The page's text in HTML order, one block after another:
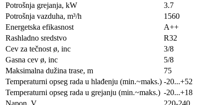
Potrošnja grejanja, kW
3.7
Potrošnja vazduha, m³/h
1560
Energetska efikasnost
A++
Rashladno sredstvo
R32
Cev za tečnost ø, inc
3/8
Gasna cev ø, inc
5/8
Maksimalna dužina trase, m
75
Temperaturni opseg rada u hlađenju (min.~maks.) -20...+52
Temperaturni opseg rada u grejanju (min.~maks.) -20...+18